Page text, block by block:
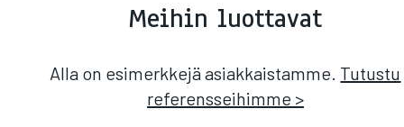
Meihin luottavat
Alla on esimerkkejä asiakkaistamme. Tutustu
referensseihimme >